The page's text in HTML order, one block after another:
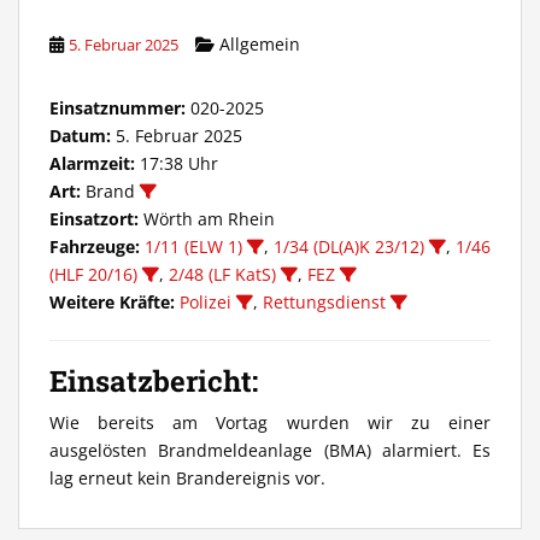
5. Februar 2025 Allgemein
Einsatznummer: 020-2025
Datum: 5. Februar 2025
Alarmzeit: 17:38 Uhr
Art: Brand
Einsatzort: Wörth am Rhein
Fahrzeuge: 1/11 (ELW 1) , 1/34 (DL(A)K 23/12) , 1/46
(HLF 20/16)
, 2/48 (LF KatS) , FEZ
Weitere Kräfte: Polizei , Rettungsdienst
Einsatzbericht:
Wie bereits am Vortag wurden wir zu einer
ausgelösten Brandmeldeanlage (BMA) alarmiert. Es
lag erneut kein Brandereignis vor.